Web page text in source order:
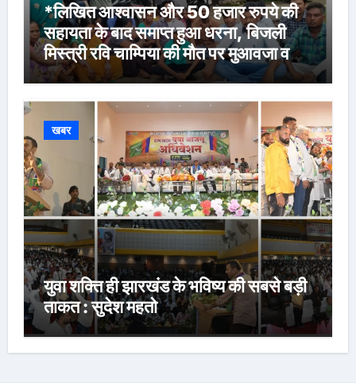
*लिखित आश्वासन और 50 हजार रुपये की
सहायता के बाद समाप्त हुआ धरना, बिजली
मिस्त्री रवि चाम्पिया की मौत पर मुआवजा व
नौकरी की मांग*
खबर
युवा शक्ति ही झारखंड के भविष्य की सबसे बड़ी
ताकत : सुदेश महतो